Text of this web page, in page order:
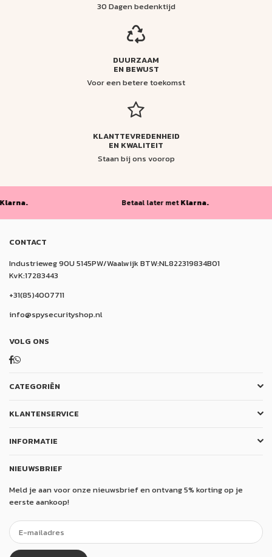
30 Dagen bedenktijd
DUURZAAM
EN BEWUST
Voor een betere toekomst
KLANTTEVREDENHEID
EN KWALITEIT
Staan bij ons voorop
Betaal later metKlarna.
CONTACT
Industrieweg 90U 5145PW/Waalwijk BTW:NL822319834B01
KvK:17283443
+31(85)4007711
info@spysecurityshop.nl
VOLG ONS
Facebook
Whatsapp
CATEGORIËN
KLANTENSERVICE
INFORMATIE
NIEUWSBRIEF
Meld je aan voor onze nieuwsbrief en ontvang 5% korting op je
eerste aankoop!